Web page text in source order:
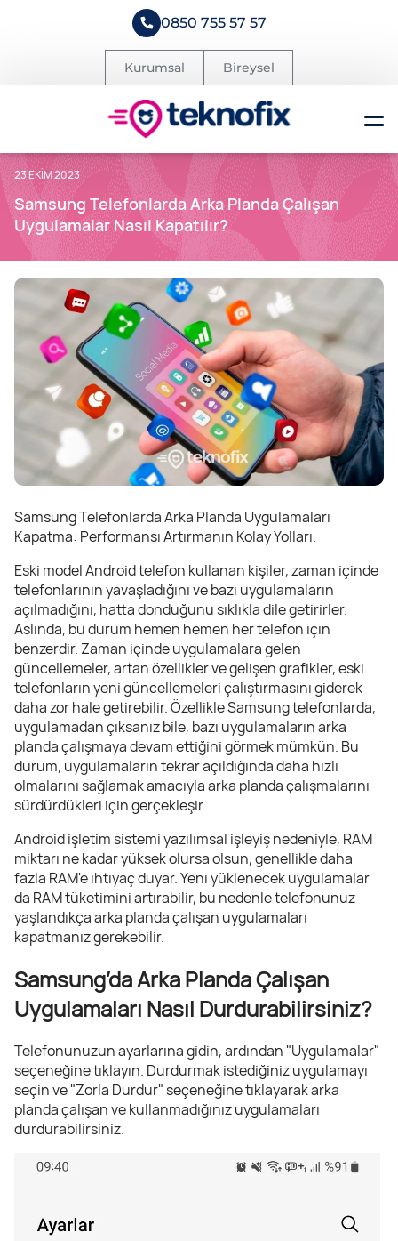
0850 755 57 57
Kurumsal Bireysel
23 EKIM 2023
Samsung Telefonlarda Arka Planda Çalışan
Uygulamalar Nasıl Kapatılır?
Samsung Telefonlarda Arka Planda Uygulamaları
Kapatma: Performansı Artırmanın Kolay Yolları.
Eski model Android telefon kullanan kişiler, zaman içinde
telefonlarının yavaşladığını ve bazı uygulamaların
açılmadığını, hatta donduğunu sıklıkla dile getirirler.
Aslında, bu durum hemen hemen her telefon için
benzerdir. Zaman içinde uygulamalara gelen
güncellemeler, artan özellikler ve gelişen grafikler, eski
telefonların yeni güncellemeleri çalıştırmasını giderek
daha zor hale getirebilir. Özellikle Samsung telefonlarda,
uygulamadan çıksanız bile, bazı uygulamaların arka
planda çalışmaya devam ettiğini görmek mümkün. Bu
durum, uygulamaların tekrar açıldığında daha hızlı
olmalarını sağlamak amacıyla arka planda çalışmalarını
sürdürdükleri için gerçekleşir.
Android işletim sistemi yazılımsal işleyiş nedeniyle, RAM
miktarı ne kadar yüksek olursa olsun, genellikle daha
fazla RAM'e ihtiyaç duyar. Yeni yüklenecek uygulamalar
da RAM tüketimini artırabilir, bu nedenle telefonunuz
yaşlandıkça arka planda çalışan uygulamaları
kapatmanız gerekebilir.
Samsung’da Arka Planda Çalışan
Uygulamaları Nasıl Durdurabilirsiniz?
Telefonunuzun ayarlarına gidin, ardından "Uygulamalar"
seçeneğine tıklayın. Durdurmak istediğiniz uygulamayı
seçin ve "Zorla Durdur" seçeneğine tıklayarak arka
planda çalışan ve kullanmadığınız uygulamaları
durdurabilirsiniz.